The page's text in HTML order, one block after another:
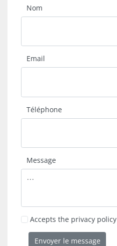
Nom
Email
Téléphone
Message
Accepts the privacy policy
Envoyer le message